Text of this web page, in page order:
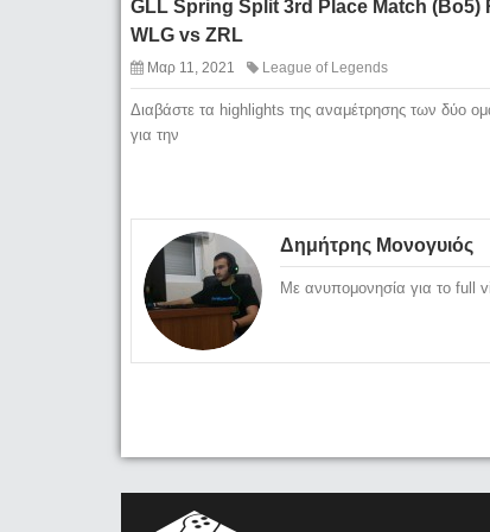
GLL Spring Split 3rd Place Match (Bo5)
WLG vs ZRL
Μαρ 11, 2021 League of Legends
Διαβάστε τα highlights της αναμέτρησης των δύο
για την
Δημήτρης Μονογυιός
Με ανυπομονησία για το full